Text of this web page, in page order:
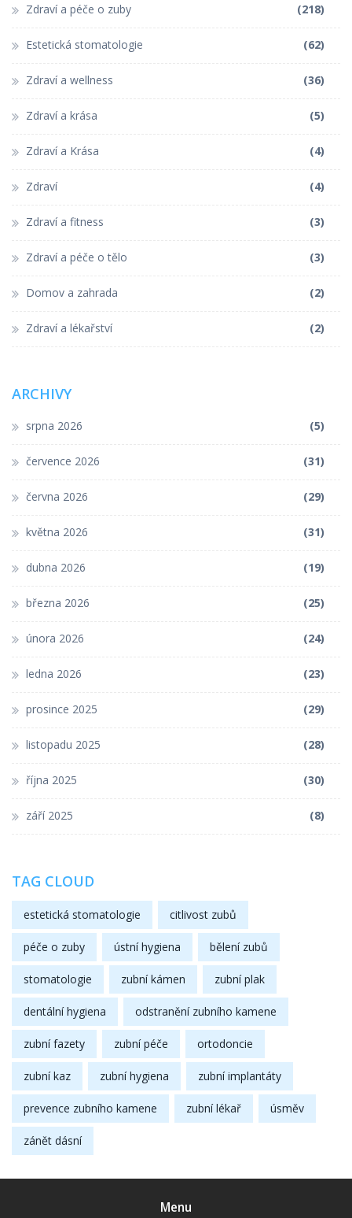
Zdraví a péče o zuby (218)
Estetická stomatologie (62)
Zdraví a wellness (36)
Zdraví a krása (5)
Zdraví a Krása (4)
Zdraví (4)
Zdraví a fitness (3)
Zdraví a péče o tělo (3)
Domov a zahrada (2)
Zdraví a lékařství (2)
ARCHIVY
srpna 2026 (5)
července 2026 (31)
června 2026 (29)
května 2026 (31)
dubna 2026 (19)
března 2026 (25)
února 2026 (24)
ledna 2026 (23)
prosince 2025 (29)
listopadu 2025 (28)
října 2025 (30)
září 2025 (8)
TAG CLOUD
estetická stomatologie citlivost zubů
péče o zuby ústní hygiena bělení zubů
stomatologie zubní kámen zubní plak
dentální hygiena odstranění zubního kamene
zubní fazety zubní péče ortodoncie
zubní kaz zubní hygiena zubní implantáty
prevence zubního kamene zubní lékař úsměv
zánět dásní
Menu